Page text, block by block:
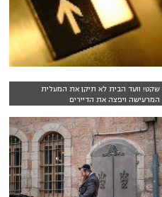
שקט! וועד הבית לא תיקן את המעלית
המרעישה ויפצה את הדיירים